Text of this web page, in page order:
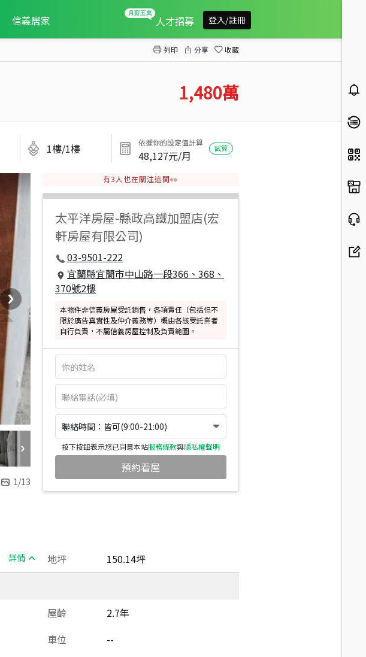
信義居家 人才招募 登入/註冊
列印 分享 收藏
1,480萬
1樓/1樓 依據你的設定值計算
48,127元/月
試算
1/13
有3 人也在關注這間👀
太平洋房屋-縣政高鐵加盟店(宏
軒房屋有限公司)
03-9501-222
宜蘭縣宜蘭市中山路一段366、368、
370號2樓
本物件非信義房屋受託銷售，各項責任（包括但不
限於廣告真實性及仲介義務等）概由各該受託業者
自行負責，不屬信義房屋控制及負責範圍。
聯絡時間：皆可(9:00-21:00)
按下按鈕表示您已同意本站服務條款與隱私權聲明
預約看屋
詳情 地坪
150.14坪
屋齡
2.7年
車位
--